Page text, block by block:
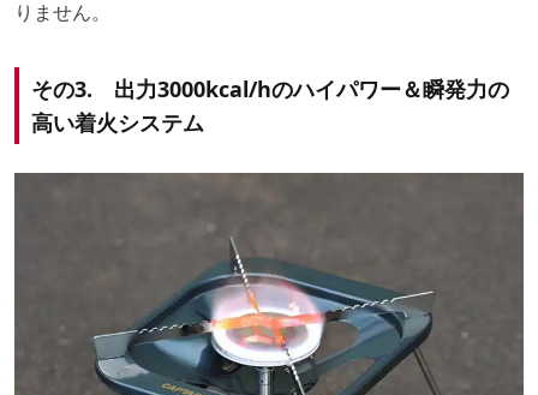
りません。
その3. 出力3000kcal/hのハイパワー＆瞬発力の
高い着火システム